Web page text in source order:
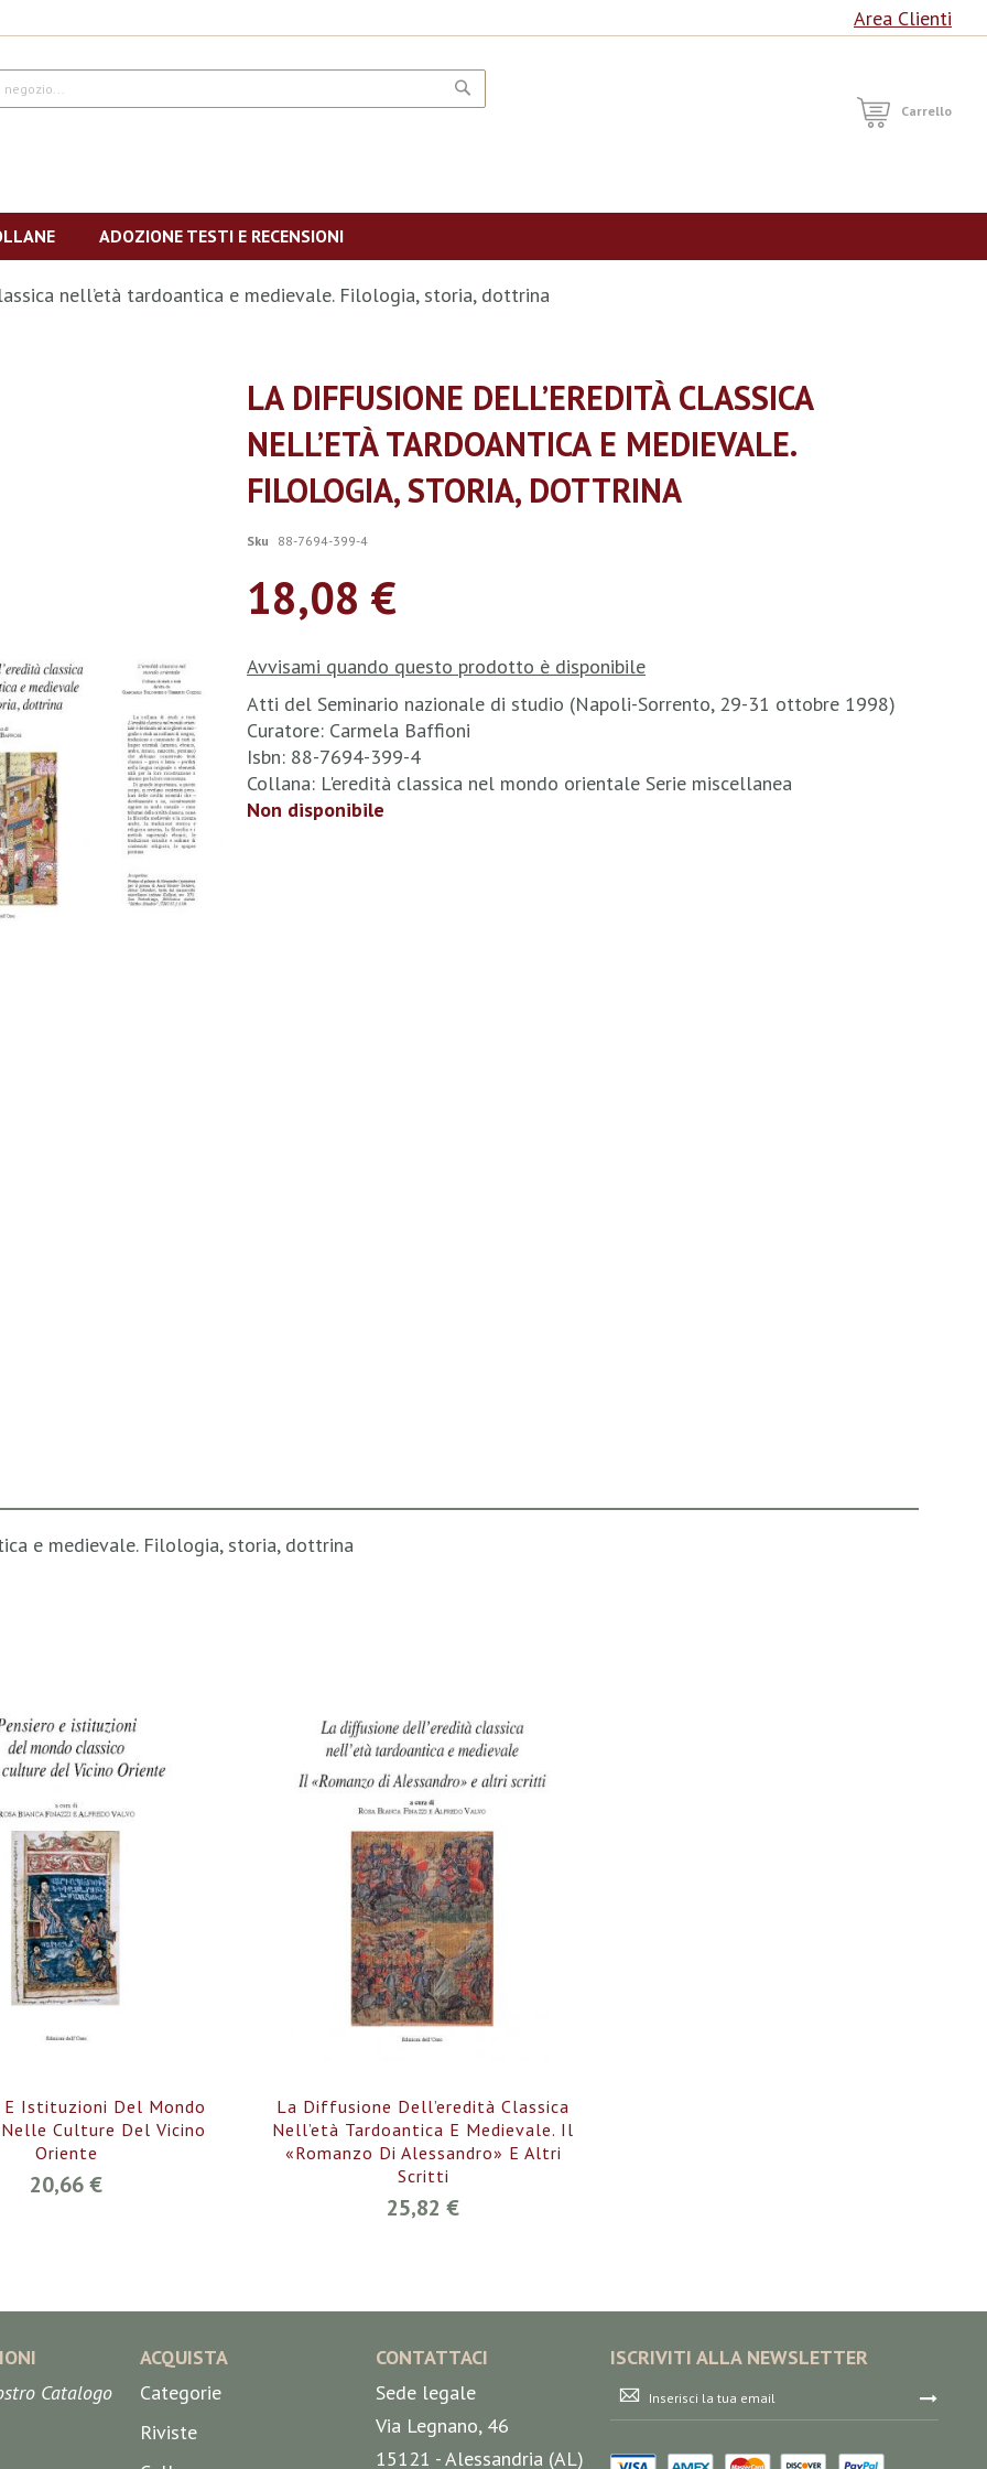
Area Clienti
Carrello
ADOZIONE TESTI E RECENSIONI
nell’età tardoantica e medievale. Filologia, storia, dottrina
LA DIFFUSIONE DELL’EREDITÀ CLASSICA
NELL’ETÀ TARDOANTICA E MEDIEVALE.
FILOLOGIA, STORIA, DOTTRINA
Sku 88-7694-399-4
18,08 €
Avvisami quando questo prodotto è disponibile
Atti del Seminario nazionale di studio (Napoli-Sorrento, 29-31 ottobre 1998)
Curatore: Carmela Baffioni
Isbn: 88-7694-399-4
Collana: L'eredità classica nel mondo orientale Serie miscellanea
Non disponibile
e medievale. Filologia, storia, dottrina
E Istituzioni Del Mondo
Culture Del Vicino
Oriente
20,66 €
La Diffusione Dell’eredità Classica
Nell’età Tardoantica E Medievale. Il
«Romanzo Di Alessandro» E Altri
Scritti
25,82 €
Catalogo
ACQUISTA
Categorie
Riviste
CONTATTACI
Sede legale
Via Legnano, 46
15121 - Alessandria (AL)
ISCRIVITI ALLA NEWSLETTER
Iscriviti
alla
nostra